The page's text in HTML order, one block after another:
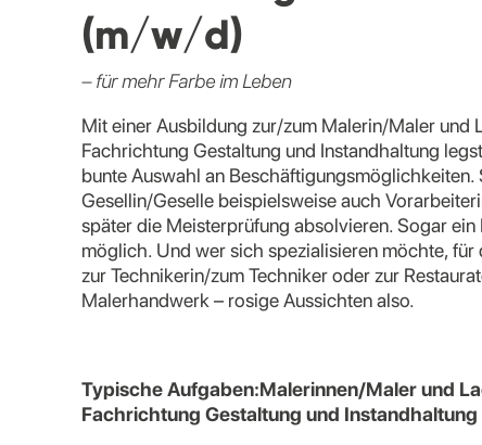
(m/w/d)
– für mehr Farbe im Leben
Mit einer Ausbildung zur/zum Malerin/Maler und
Fachrichtung Gestaltung und Instandhaltung
bunte Auswahl an Beschäftigungsmöglichkeiten.
Gesellin/Geselle beispielsweise auch
später die Meisterprüfung absolvieren. Sogar
möglich. Und wer sich spezialisieren möchte,
zur Technikerin/zum Techniker oder zur
Malerhandwerk – rosige Aussichten also.
Typische Aufgaben:Malerinnen/Maler und
Fachrichtung Gestaltung und Instandhaltung